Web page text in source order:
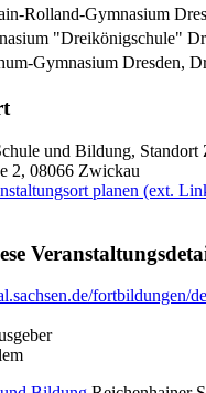
Rolland-Gymnasium
"Dreikönigschule"
Gymnasium Dresden,
und Bildung, Standort
2, 08066 Zwickau
planen (ext.
fortbildungen/